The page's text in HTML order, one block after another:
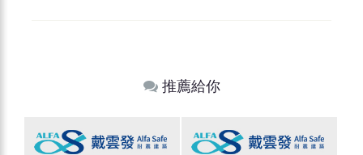
推薦給你